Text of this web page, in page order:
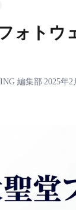
フォト
編集部 2025年2